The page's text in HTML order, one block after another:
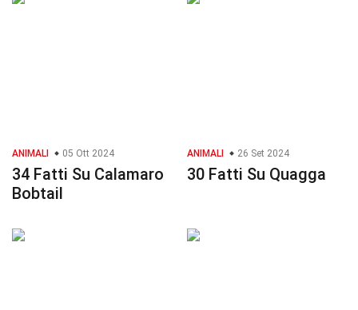
ANIMALI 05 Ott 2024
34 Fatti Su Calamaro
Bobtail
ANIMALI 26 Set 2024
30 Fatti Su Quagga